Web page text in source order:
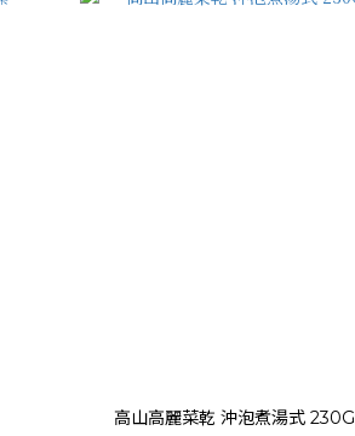
高山高麗菜乾 沖泡煮湯式 230G